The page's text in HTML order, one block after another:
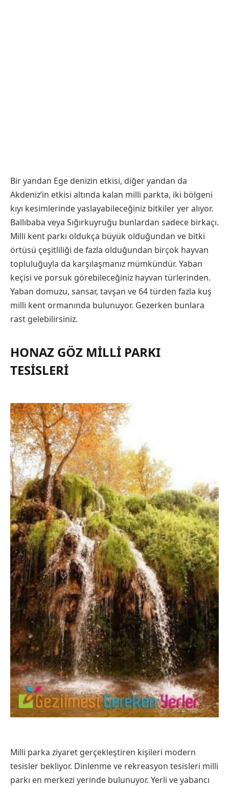
Bir yandan Ege denizin etkisi, diğer yandan da
Akdeniz’in etkisi altında kalan milli parkta, iki bölgeni
kıyı kesimlerinde yaslayabileceğiniz bitkiler yer alıyor.
Ballıbaba veya Sığırkuyruğu bunlardan sadece birkaçı.
Milli kent parkı oldukça büyük olduğundan ve bitki
örtüsü çeşitliliği de fazla olduğundan birçok hayvan
topluluğuyla da karşılaşmanız mümkündür. Yaban
keçisi ve porsuk görebileceğiniz hayvan türlerinden.
Yaban domuzu, sansar, tavşan ve 64 türden fazla kuş
milli kent ormanında bulunuyor. Gezerken bunlara
rast gelebilirsiniz.
HONAZ GÖZ MILLI PARKI
TESISLERI
Milli parka ziyaret gerçekleştiren kişileri modern
tesisler bekliyor. Dinlenme ve rekreasyon tesisleri milli
parkı en merkezi yerinde bulunuyor. Yerli ve yabancı